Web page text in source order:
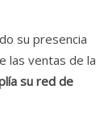
su presencia
las ventas de la
su red de